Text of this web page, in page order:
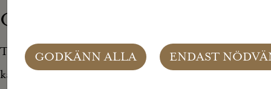
OBJEKTET KAN EJ VISAS
Tyvärr kan inte objektet du efterfrågade visas. Det
kan t.ex. bero på att det inte längre finns tillgängligt
GODKÄNN ALLA ENDAST